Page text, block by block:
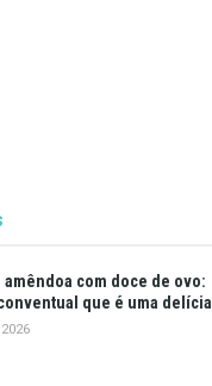
amêndoa com doce de ovo:
que é uma delícia